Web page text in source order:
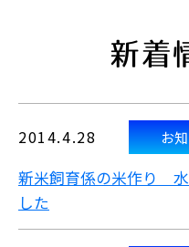
新着
2014.4.28 お
新米飼育係の米作り
した